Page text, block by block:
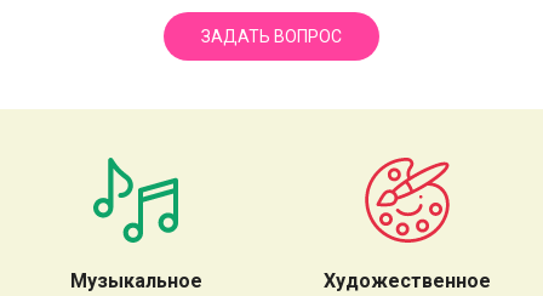
ЗАДАТЬ ВОПРОС
Музыкальное
Художественное